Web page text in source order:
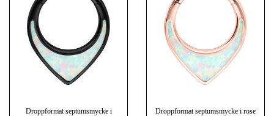
Droppformat septumsmycke i
Droppformat septumsmycke i rose